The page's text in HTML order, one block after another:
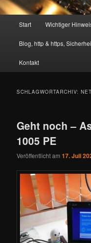
Start Wichtiger
Blog, http & https,
Kontakt
SCHLAGWORTARCHIV:
Geht noch –
1005 PE
Veröffentlicht am17. Juli